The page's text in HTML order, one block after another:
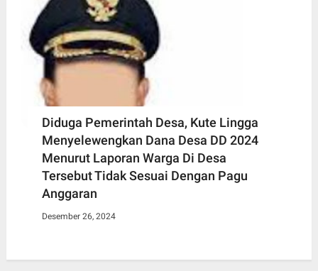
Diduga Pemerintah Desa, Kute Lingga
Menyelewengkan Dana Desa DD 2024
Menurut Laporan Warga Di Desa
Tersebut Tidak Sesuai Dengan Pagu
Anggaran
Desember 26, 2024